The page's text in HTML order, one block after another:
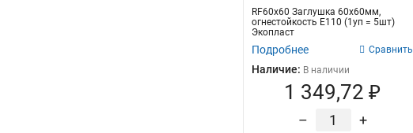
RF60х60 Заглушка 60х60мм,
огнестойкость E110 (1уп = 5шт)
Экопласт
Подробнее Сравнить
Наличие: В наличии
1 349,72 ₽
– +